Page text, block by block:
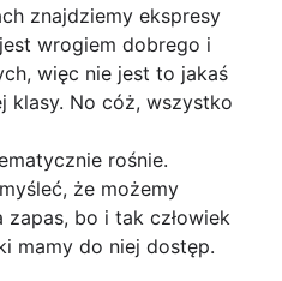
znajdziemy ekspresy
wrogiem dobrego i
więc nie jest to jakaś
klasy. No cóż, wszystko
rośnie.
że możemy
bo i tak człowiek
mamy do niej dostęp.